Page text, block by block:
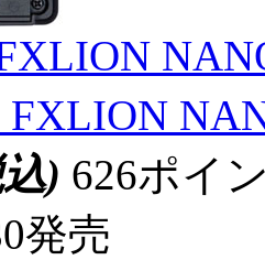
) 626ポイ
発売